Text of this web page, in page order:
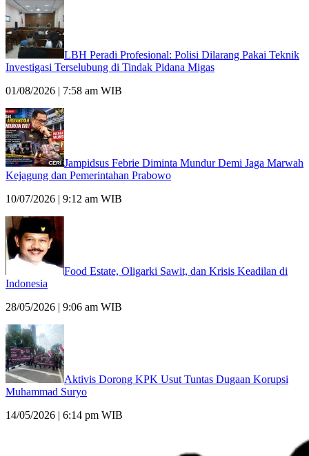
LBH Peradi Profesional: Polisi Dilarang Pakai Teknik
Investigasi Terselubung di Tindak Pidana Migas
01/08/2026 | 7:58 am WIB
Jampidsus Febrie Diminta Mundur Demi Jaga Marwah
Kejagung dan Pemerintahan Prabowo
10/07/2026 | 9:12 am WIB
Food Estate, Oligarki Sawit, dan Krisis Keadilan di
Indonesia
28/05/2026 | 9:06 am WIB
Aktivis Dorong KPK Usut Tuntas Dugaan Korupsi
Muhammad Suryo
14/05/2026 | 6:14 pm WIB